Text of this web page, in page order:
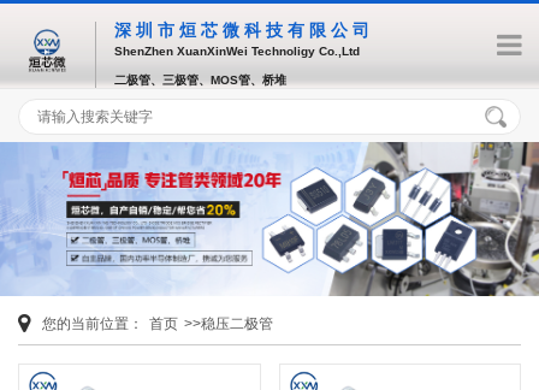
深圳市烜芯微科技有限公司
ShenZhen XuanXinWei Technoligy Co.,Ltd
二极管、三极管、MOS管、桥堆
您的当前位置： 首页 >>稳压二极管